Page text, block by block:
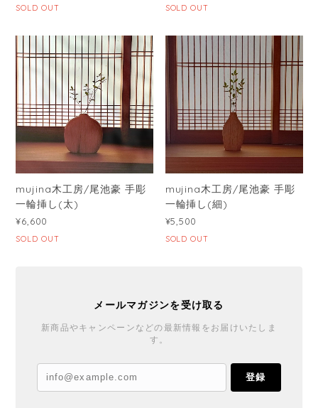
SOLD OUT SOLD OUT
mujina木工房/尾池豪 手彫
一輪挿し(太)
¥6,600
SOLD OUT
mujina木工房/尾池豪 手彫
一輪挿し(細)
¥5,500
SOLD OUT
メールマガジンを受け取る
新商品やキャンペーンなどの最新情報をお届けいたしま
す。
登録